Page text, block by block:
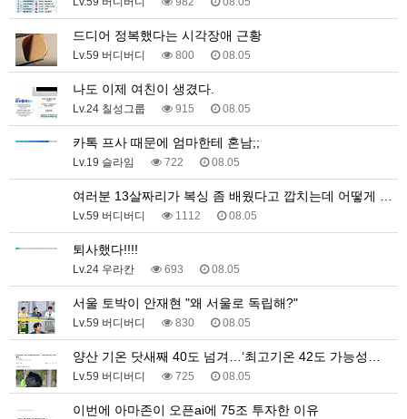
드디어 정복했다는 시각장애 근황
Lv.59 버디버디 800 08.05
나도 이제 여친이 생겼다.
Lv.24 칠성그룹 915 08.05
카톡 프사 때문에 엄마한테 혼남;;
Lv.19 슬라임 722 08.05
여러분 13살짜리가 복싱 좀 배웠다고 깝치는데 어떻게 …
Lv.59 버디버디 1112 08.05
퇴사했다!!!!
Lv.24 우라칸 693 08.05
서울 토박이 안재현 "왜 서울로 독립해?"
Lv.59 버디버디 830 08.05
양산 기온 닷새째 40도 넘겨…‘최고기온 42도 가능성…
Lv.59 버디버디 725 08.05
이번에 아마존이 오픈ai에 75조 투자한 이유